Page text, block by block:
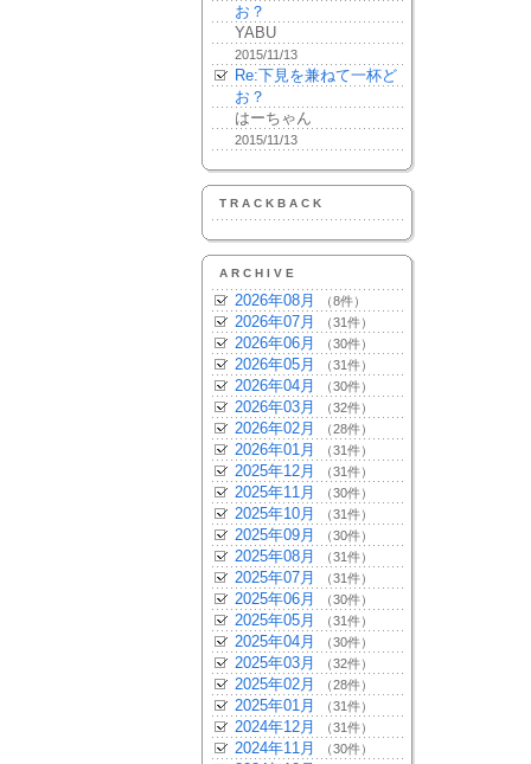
お？
YABU
2015/11/13
Re:下見を兼ねて一杯ど
お？
はーちゃん
2015/11/13
TRACKBACK
ARCHIVE
2026年08月 （8件）
2026年07月 （31件）
2026年06月 （30件）
2026年05月 （31件）
2026年04月 （30件）
2026年03月 （32件）
2026年02月 （28件）
2026年01月 （31件）
2025年12月 （31件）
2025年11月 （30件）
2025年10月 （31件）
2025年09月 （30件）
2025年08月 （31件）
2025年07月 （31件）
2025年06月 （30件）
2025年05月 （31件）
2025年04月 （30件）
2025年03月 （32件）
2025年02月 （28件）
2025年01月 （31件）
2024年12月 （31件）
2024年11月 （30件）